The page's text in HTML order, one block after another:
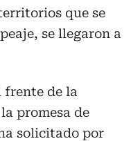
que se
se llegaron a
frente de la
promesa de
solicitado por